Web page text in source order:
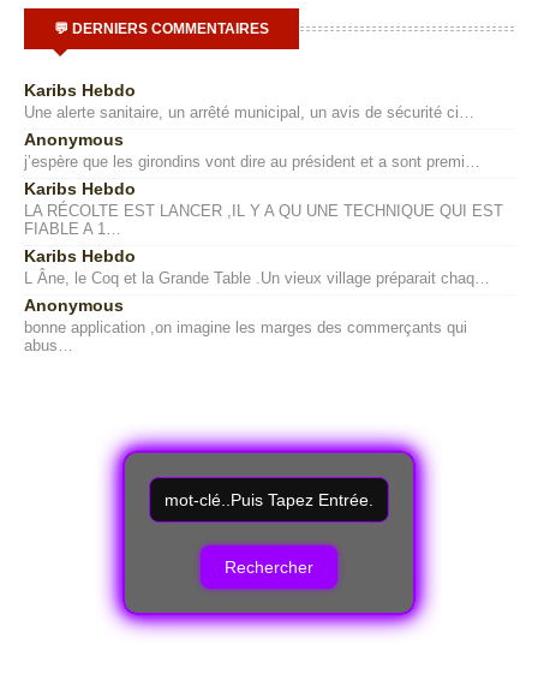
💬 DERNIERS COMMENTAIRES
Karibs Hebdo
Une alerte sanitaire, un arrêté municipal, un avis de sécurité ci…
Anonymous
j’espère que les girondins vont dire au président et a sont premi…
Karibs Hebdo
LA RÉCOLTE EST LANCER ,IL Y A QU UNE TECHNIQUE QUI EST
FIABLE A 1…
Karibs Hebdo
L Âne, le Coq et la Grande Table .Un vieux village préparait chaq…
Anonymous
bonne application ,on imagine les marges des commerçants qui
abus…
R
e
c